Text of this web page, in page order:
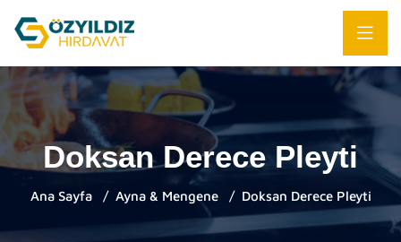
Doksan Derece Pleyti
Ana Sayfa Ayna & Mengene Doksan Derece Pleyti